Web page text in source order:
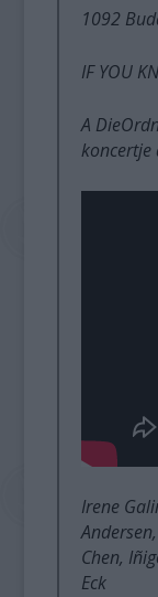
1092
IF YOU
A
Irene
Chen,
Eck